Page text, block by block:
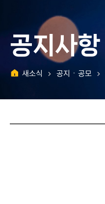
공지사항
새소식 공지ㆍ공모